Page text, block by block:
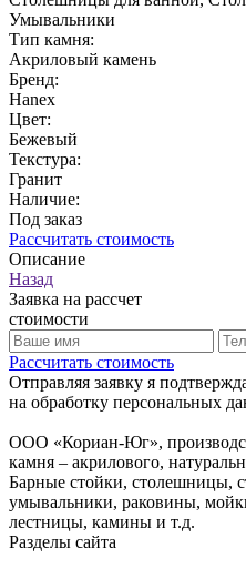
Умывальники
Тип камня:
Акриловый камень
Бренд:
Hanex
Цвет:
Бежевый
Текстура:
Гранит
Наличие:
Под заказ
Рассчитать стоимость
Описание
Назад
Заявка на рассчет
стоимости
Рассчитать стоимость
Отправляя заявку я
на обработку персональных
ООО «Кориан-Юг»,
камня – акрилового,
Барные стойки, столешницы,
умывальники, раковины,
лестницы, камины и т.д.
Разделы сайта